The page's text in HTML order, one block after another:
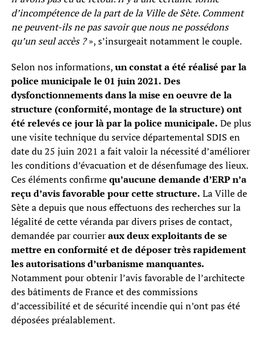
d’incompétence de la part de la Ville de Sète. Comment
ne peuvent-ils ne pas savoir que nous ne possédons
qu’un seul accès ?», s’insurgeait notamment le couple.
Selon nos informations,un constat a été réalisé par la
police municipale le 01 juin 2021. Des
dysfonctionnements dans la mise en oeuvre de la
structure (conformité, montage de la structure) ont
été relevés ce jour là par la police municipale. De plus
une visite technique du service départemental SDIS en
date du 25 juin 2021 a fait valoir la nécessité d’améliorer
les conditions d’évacuation et de désenfumage des lieux.
Ces éléments confirmequ’aucune demande d’ERP n’a
reçu d’avis favorable pour cette structure. La Ville de
Sète a depuis que nous effectuons des recherches sur la
légalité de cette véranda par divers prises de contact,
demandée par courrieraux deux exploitants de se
mettre en conformité et de déposer très rapidement
les autorisations d’urbanisme manquantes.
Notamment pour obtenir l’avis favorable de l’architecte
des bâtiments de France et des commissions
d’accessibilité et de sécurité incendie qui n’ont pas été
déposées préalablement.